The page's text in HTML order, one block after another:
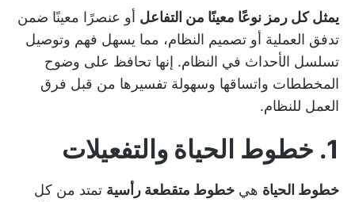
يمثل كل رمز نوعًا معينًا من التفاعل أو عنصرًا معينًا ضمن
تدفق العملية أو تصميم النظام، مما يسهل فهم وتوصيل
تسلسل الأحداث في النظام. إنها تحافظ على وضوح
المخططات واتساقها وسهولة تفسيرها من قبل فرق
العمل للنظام.
1. خطوط الحياة والتفعيلات
خطوط الحياة هي خطوط متقطعة رأسية تمتد من كل